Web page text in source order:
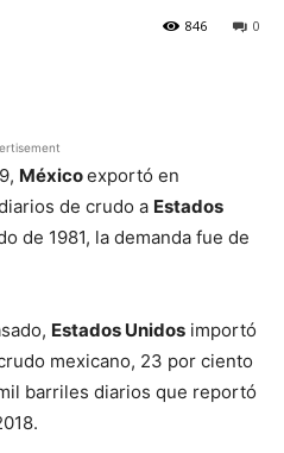
0
846
Méxicoexportó en
de crudo a Estados
de 1981, la demanda fue de
Estados Unidos importó
mexicano, 23 por ciento
barriles diarios que reportó